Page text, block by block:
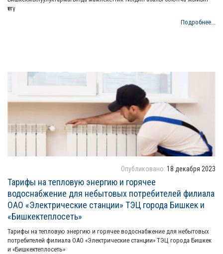
өттү
Подробнее...
Опубликовано: 18 декабря 2023
Тарифы на тепловую энергию и горячее
водоснабжение для небытовых потребителей филиала
ОАО «Электрические станции» ТЭЦ города Бишкек и
«Бишкектеплосеть»
Тарифы на тепловую энергию и горячее водоснабжение для небытовых
потребителей филиала ОАО «Электрические станции» ТЭЦ города Бишкек
и «Бишкектеплосеть»